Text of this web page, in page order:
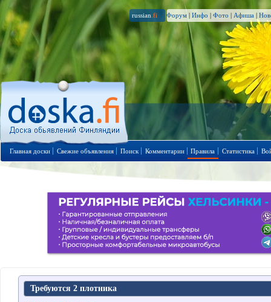
russian .fi Форум | Инфо | Фото | Афиша |
Главная доски Свежие объявления Поиск Комментарии Правила Статистика
Требуются 2 плотника